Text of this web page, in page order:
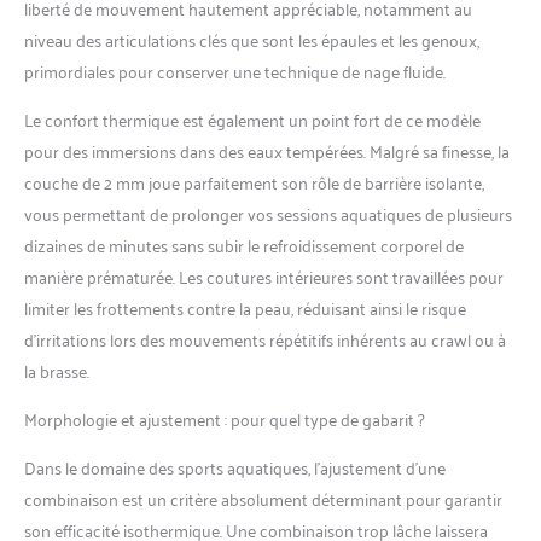
coupe masculine (Seac
Energy Man). ***
liberté de mouvement hautement appréciable, notamment au
niveau des articulations clés que sont les épaules et les genoux,
primordiales pour conserver une technique de nage fluide.
Le confort thermique est également un point fort de ce modèle
pour des immersions dans des eaux tempérées. Malgré sa finesse, la
couche de 2 mm joue parfaitement son rôle de barrière isolante,
vous permettant de prolonger vos sessions aquatiques de plusieurs
dizaines de minutes sans subir le refroidissement corporel de
manière prématurée. Les coutures intérieures sont travaillées pour
limiter les frottements contre la peau, réduisant ainsi le risque
d’irritations lors des mouvements répétitifs inhérents au crawl ou à
la brasse.
Morphologie et ajustement : pour quel type de gabarit ?
Dans le domaine des sports aquatiques, l’ajustement d’une
combinaison est un critère absolument déterminant pour garantir
son efficacité isothermique. Une combinaison trop lâche laissera